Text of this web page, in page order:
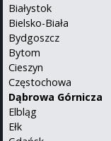
Białystok
Bielsko-Biała
Bydgoszcz
Bytom
Cieszyn
Częstochowa
Dąbrowa Górnicza
Elbląg
Ełk